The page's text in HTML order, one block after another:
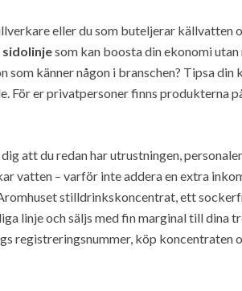
eller du som buteljerar källvatten
som kan boosta din ekonomi
som känner någon i branschen? Tipsa din
För er privatpersoner finns produkterna
att du redan har utrustningen,
vatten – varför inte addera en extra
stilldrinkskoncentrat, ett
linje och säljs med fin marginal till dina
registreringsnummer, köp koncentraten